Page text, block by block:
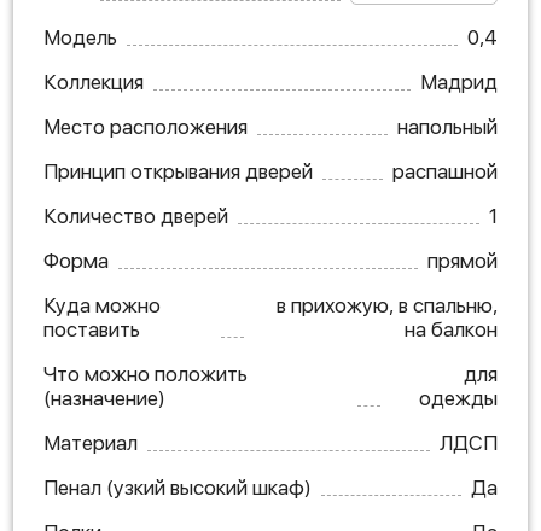
Модель
0,4
Коллекция
Мадрид
Место расположения
напольный
Принцип открывания дверей
распашной
Количество дверей
1
Форма
прямой
Куда можно
поставить
в прихожую, в спальню,
на балкон
Что можно положить
(назначение)
для
одежды
Материал
ЛДСП
Пенал (узкий высокий шкаф)
Да